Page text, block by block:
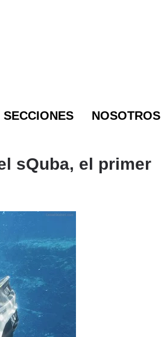
SECCIONES NOSOTROS
sQuba, el primer